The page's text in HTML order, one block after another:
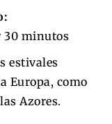
30 minutos
estivales
Europa, como
Azores.